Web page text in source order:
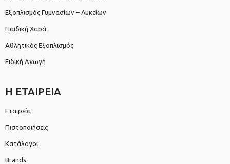
Εξοπλισμός Γυμνασίων – Λυκείων
Παιδική Χαρά
Αθλητικός Εξοπλισμός
Ειδική Αγωγή
Η ΕΤΑΙΡΕΙΑ
Εταιρεία
Πιστοποιήσεις
Κατάλογοι
Brands